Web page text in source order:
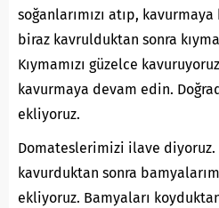
soğanlarımızı atıp,
biraz kavrulduktan sonra
Kıymamızı güzelce
kavurmaya devam edin.
ekliyoruz.
Domateslerimizi ilave
kavurduktan sonra
ekliyoruz. Bamyaları